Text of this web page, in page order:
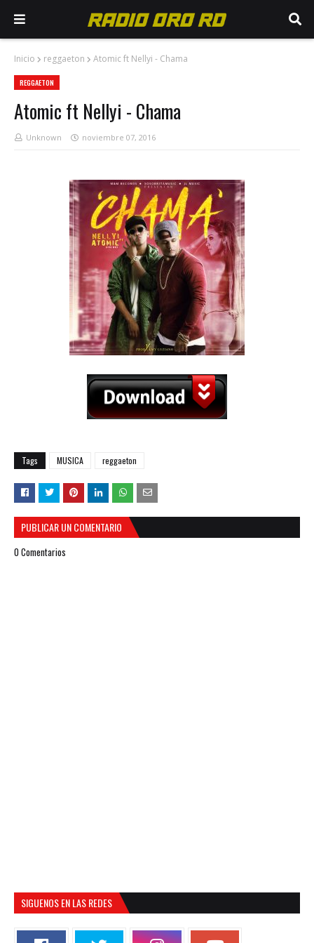
Inicio reggaeton Atomic ft Nellyi - Chama
REGGAETON
Atomic ft Nellyi - Chama
Unknown noviembre 07, 2016
Tags MUSICA reggaeton
PUBLICAR UN COMENTARIO
0 Comentarios
SIGUENOS EN LAS REDES